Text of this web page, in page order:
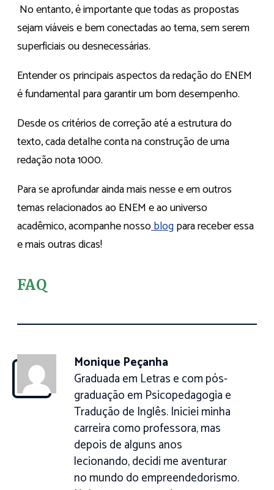
No entanto, é importante que todas as propostas
sejam viáveis e bem conectadas ao tema, sem serem
superficiais ou desnecessárias.
Entender os principais aspectos da redação do ENEM
é fundamental para garantir um bom desempenho.
Desde os critérios de correção até a estrutura do
texto, cada detalhe conta na construção de uma
redação nota 1000.
Para se aprofundar ainda mais nesse e em outros
temas relacionados ao ENEM e ao universo
acadêmico, acompanhe nossoblogpara receber essa
e mais outras dicas!
FAQ
Monique Peçanha
Graduada em Letras e com pós-
graduação em Psicopedagogia e
Tradução de Inglês. Iniciei minha
carreira como professora, mas
depois de alguns anos
lecionando, decidi me aventurar
no mundo do empreendedorismo.